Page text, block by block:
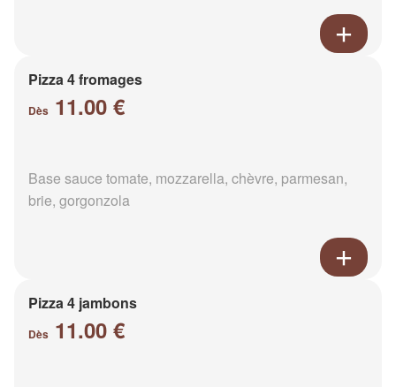
Pizza 4 fromages
Dès 11.00 €
Base sauce tomate, mozzarella, chèvre, parmesan,
brie, gorgonzola
Pizza 4 jambons
Dès 11.00 €